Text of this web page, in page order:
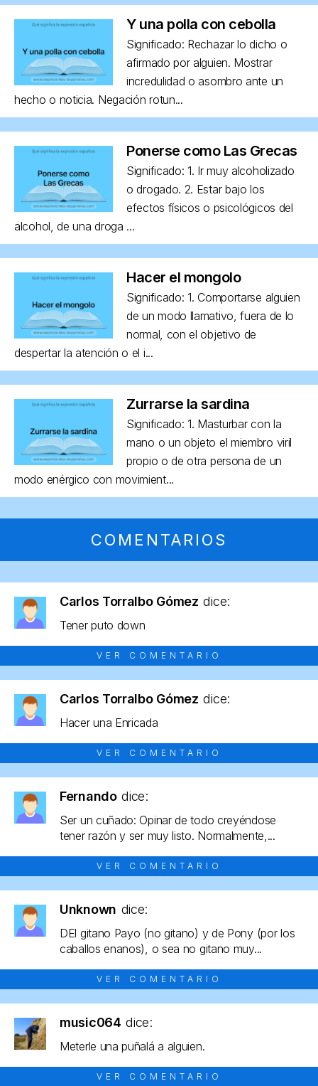
Y una polla con cebolla
Significado: Rechazar lo dicho o
afirmado por alguien. Mostrar
incredulidad o asombro ante un
hecho o noticia. Negación rotun...
Ponerse como Las Grecas
Significado: 1. Ir muy alcoholizado
o drogado. 2. Estar bajo los
efectos físicos o psicológicos del
alcohol, de una droga ...
Hacer el mongolo
Significado: 1. Comportarse alguien
de un modo llamativo, fuera de lo
normal, con el objetivo de
despertar la atención o el i...
Zurrarse la sardina
Significado: 1. Masturbar con la
mano o un objeto el miembro viril
propio o de otra persona de un
modo enérgico con movimient...
COMENTARIOS
Carlos Torralbo Gómez dice:
Tener puto down
VER COMENTARIO
Carlos Torralbo Gómez dice:
Hacer una Enricada
VER COMENTARIO
Fernando dice:
Ser un cuñado: Opinar de todo creyéndose
tener razón y ser muy listo. Normalmente,...
VER COMENTARIO
Unknown dice:
DEl gitano Payo (no gitano) y de Pony (por los
caballos enanos), o sea no gitano muy...
VER COMENTARIO
music064 dice:
Meterle una puñalá a alguien.
VER COMENTARIO